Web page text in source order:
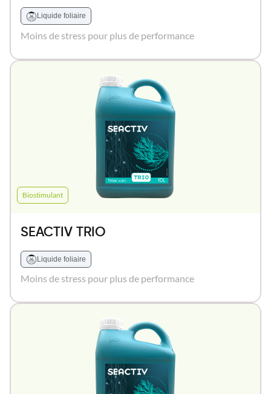
Liquide foliaire
Moins de stress pour plus de performance
Biostimulant
SEACTIV TRIO
Liquide foliaire
Moins de stress pour plus de performance